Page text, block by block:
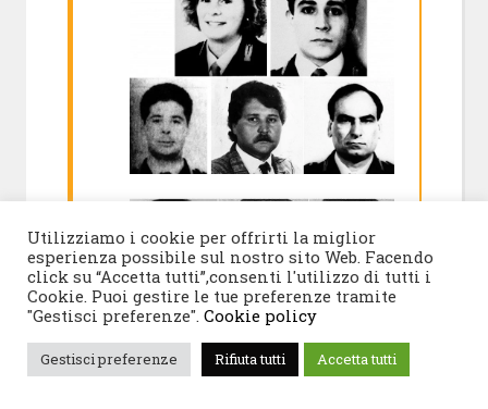
Utilizziamo i cookie per offrirti la miglior
esperienza possibile sul nostro sito Web. Facendo
click su “Accetta tutti”,consenti l'utilizzo di tutti i
Cookie. Puoi gestire le tue preferenze tramite
"Gestisci preferenze". Cookie policy
Gestisci preferenze Rifiuta tutti Accetta tutti